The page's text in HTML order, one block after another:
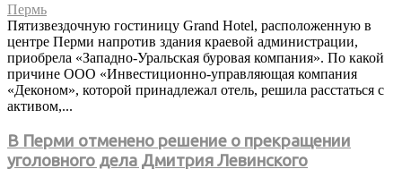
Пермь
Пятизвездочную гостиницу Grand Hotel, расположенную в
центре Перми напротив здания краевой администрации,
приобрела «Западно-Уральская буровая компания». По какой
причине ООО «Инвестиционно-управляющая компания
«Деконом», которой принадлежал отель, решила расстаться с
активом,...
В Перми отменено решение о прекращении
уголовного дела Дмитрия Левинского